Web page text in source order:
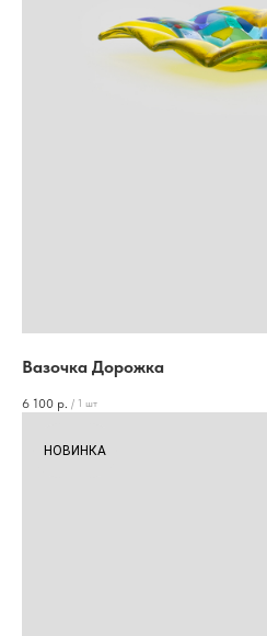
Вазочка Дорожка
6 100 р. / 1 шт
НОВИНКА